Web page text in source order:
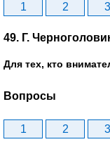
1 2 3
49. Г.
Для тех, кто
Вопросы
1 2 3